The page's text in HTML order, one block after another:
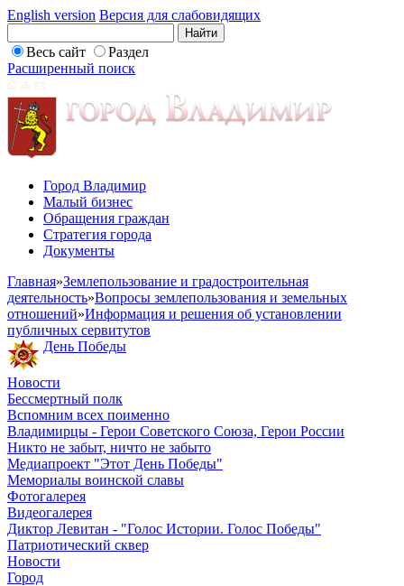
English version Версия для слабовидящих
Весь сайт
Раздел
Расширенный поиск
Город Владимир
Малый бизнес
Обращения граждан
Стратегия города
Документы
Главная»Землепользование и градостроительная
деятельность»Вопросы землепользования и земельных
отношений»Информация и решения об установлении
публичных сервитутов
День Победы
Новости
Бессмертный полк
Вспомним всех поименно
Владимирцы - Герои Советского Союза, Герои России
Никто не забыт, ничто не забыто
Медиапроект "Этот День Победы"
Мемориалы воинской славы
Фотогалерея
Видеогалерея
Диктор Левитан - "Голос Истории. Голос Победы"
Патриотический сквер
Новости
Город